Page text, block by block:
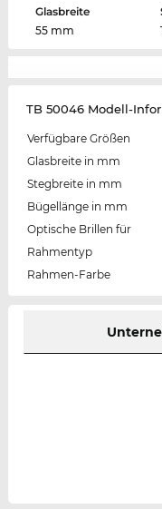
Glasbreite
55 mm
TB 50046 Modell-
Verfügbare Größen
Glasbreite in mm
Stegbreite in mm
Bügellänge in mm
Optische Brillen für
Rahmentyp
Rahmen-Farbe